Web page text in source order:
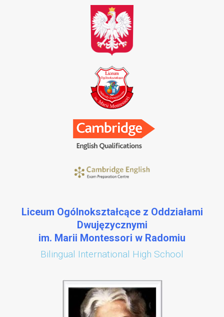
Liceum Ogólnokształcące z Oddziałami
Dwujęzycznymi
im. Marii Montessori w Radomiu
Bilingual International High School